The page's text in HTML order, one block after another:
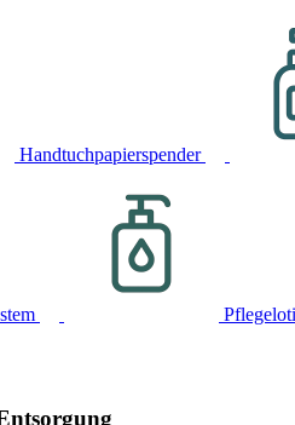
Handtuchpapierspender